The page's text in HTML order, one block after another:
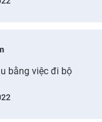
bằng việc đi bộ